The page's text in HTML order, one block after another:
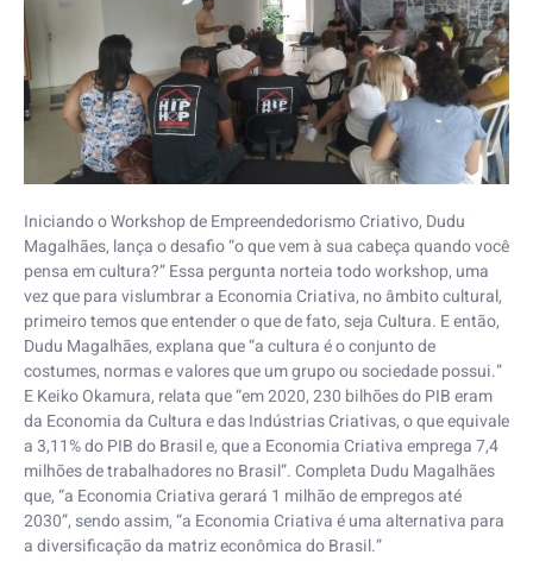
Iniciando o Workshop de Empreendedorismo Criativo, Dudu
Magalhães, lança o desafio “o que vem à sua cabeça quando você
pensa em cultura?” Essa pergunta norteia todo workshop, uma
vez que para vislumbrar a Economia Criativa, no âmbito cultural,
primeiro temos que entender o que de fato, seja Cultura. E então,
Dudu Magalhães, explana que “a cultura é o conjunto de
costumes, normas e valores que um grupo ou sociedade possui.”
E Keiko Okamura, relata que “em 2020, 230 bilhões do PIB eram
da Economia da Cultura e das Indústrias Criativas, o que equivale
a 3,11% do PIB do Brasil e, que a Economia Criativa emprega 7,4
milhões de trabalhadores no Brasil”. Completa Dudu Magalhães
que, “a Economia Criativa gerará 1 milhão de empregos até
2030”, sendo assim, “a Economia Criativa é uma alternativa para
a diversificação da matriz econômica do Brasil.”